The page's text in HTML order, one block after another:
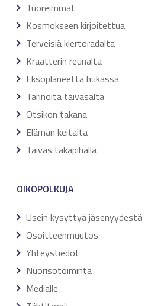
Tuoreimmat
Kosmokseen kirjoitettua
Terveisiä kiertoradalta
Kraatterin reunalta
Eksoplaneetta hukassa
Tarinoita taivasalta
Otsikon takana
Elämän keitaita
Taivas takapihalla
OIKOPOLKUJA
Usein kysyttyä jäsenyydestä
Osoitteenmuutos
Yhteystiedot
Nuorisotoiminta
Medialle